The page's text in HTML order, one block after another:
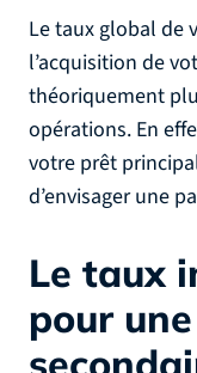
Le taux global de
l’acquisition de
théoriquement
opérations. En
votre prêt
d’envisager une
Le taux
pour